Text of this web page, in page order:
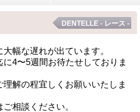
DENTELLE - レース -
幅な遅れが出ています。
4〜5週間お待たせしておりま
解の程宜しくお願いいたしま
相談ください。